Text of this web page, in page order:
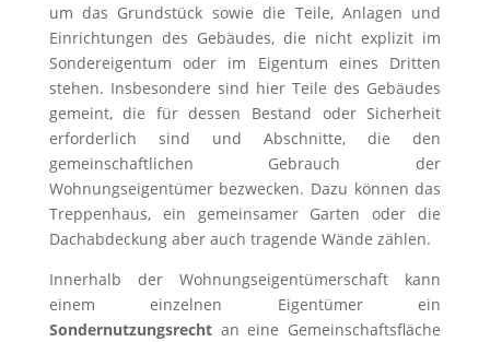
um das Grundstück sowie die Teile, Anlagen und
Einrichtungen des Gebäudes, die nicht explizit im
Sondereigentum oder im Eigentum eines Dritten
stehen. Insbesondere sind hier Teile des Gebäudes
gemeint, die für dessen Bestand oder Sicherheit
erforderlich sind und Abschnitte, die den
gemeinschaftlichen Gebrauch der
Wohnungseigentümer bezwecken. Dazu können das
Treppenhaus, ein gemeinsamer Garten oder die
Dachabdeckung aber auch tragende Wände zählen.
Innerhalb der Wohnungseigentümerschaft kann
einem einzelnen Eigentümer ein
Sondernutzungsrechtan eine Gemeinschaftsfläche